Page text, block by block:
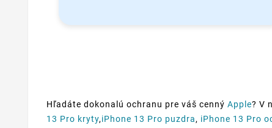
Hľadáte dokonalú ochranu pre váš cenný Apple? V
13 Pro kryty,iPhone 13 Pro puzdra, iPhone 13 Pro